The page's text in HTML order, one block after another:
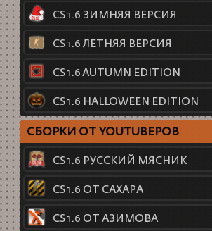
CS 1.6 ЗИМНЯЯ ВЕРСИЯ
CS 1.6 ЛЕТНЯЯ ВЕРСИЯ
CS 1.6 AUTUMN EDITION
CS 1.6 HALLOWEEN EDITION
СБОРКИ ОТ YOUTUBEРОВ
CS 1.6 РУССКИЙ МЯСНИК
CS 1.6 ОТ САХАРА
CS 1.6 ОТ АЗИМОВА